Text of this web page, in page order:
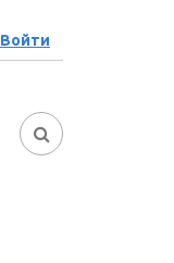
Войти
ФОРМА